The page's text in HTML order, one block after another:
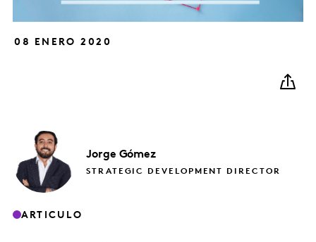
08 ENERO 2020
Jorge Gómez
STRATEGIC DEVELOPMENT DIRECTOR
ARTICULO